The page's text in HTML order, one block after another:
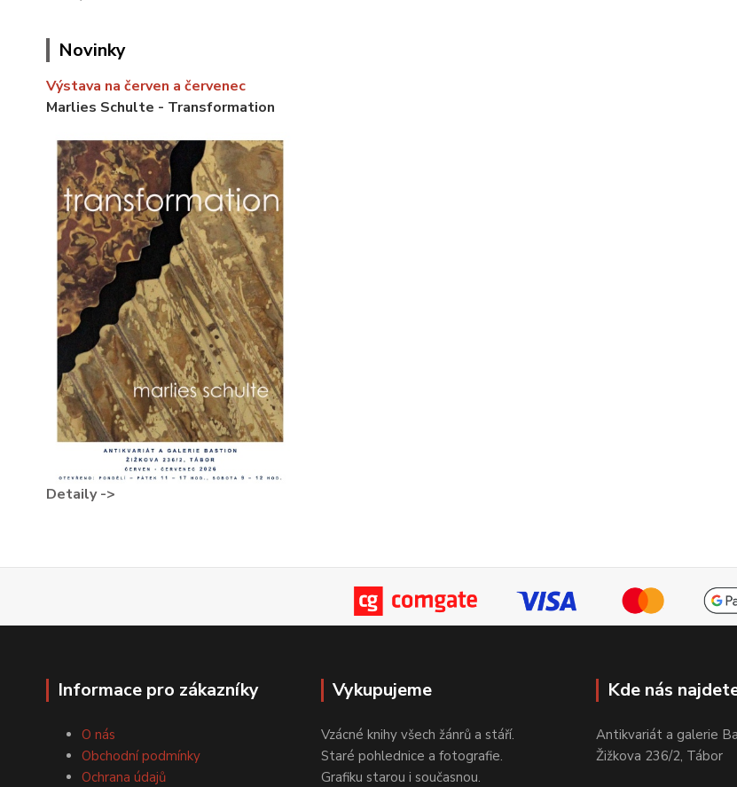
Novinky
Výstava na červen a červenec
Marlies Schulte - Transformation
Detaily ->
Informace pro zákazníky
O nás
Obchodní podmínky
Ochrana údajů
Vykupujeme
Vzácné knihy všech žánrů a stáří.
Staré pohlednice a fotografie.
Grafiku starou i současnou.
Kde nás
Antikvariát a galerie
Žižkova 236/2, Tábor